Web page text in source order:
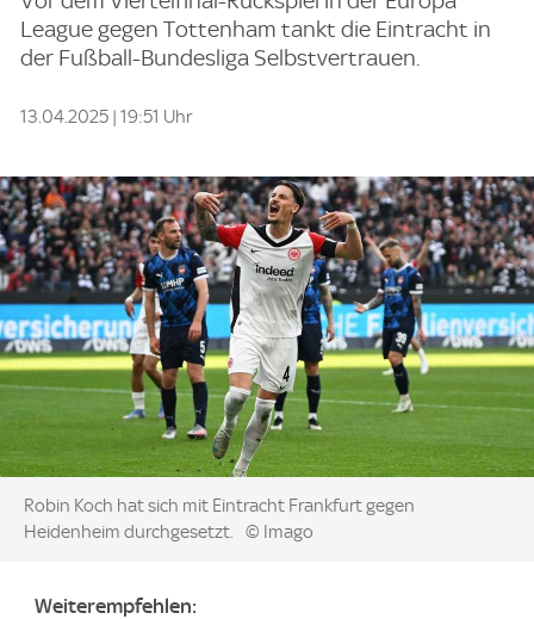
League gegen Tottenham tankt die Eintracht in
der Fußball-Bundesliga Selbstvertrauen.
13.04.2025 | 19:51 Uhr
Image:
Robin Koch hat sich mit Eintracht Frankfurt gegen
Heidenheim durchgesetzt.
© Imago
Weiterempfehlen: